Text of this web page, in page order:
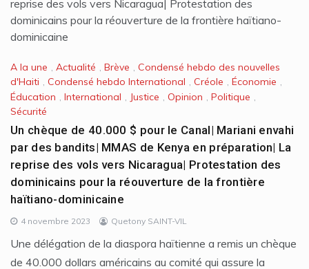
A la une , Actualité , Brève , Condensé hebdo des nouvelles
d'Haiti , Condensé hebdo International , Créole , Économie ,
Éducation , International , Justice , Opinion , Politique ,
Sécurité
Un chèque de 40.000 $ pour le Canal| Mariani envahi
par des bandits| MMAS de Kenya en préparation| La
reprise des vols vers Nicaragua| Protestation des
dominicains pour la réouverture de la frontière
haïtiano-dominicaine
4 novembre 2023 Quetony SAINT-VIL
Une délégation de la diaspora haïtienne a remis un chèque
de 40.000 dollars américains au comité qui assure la